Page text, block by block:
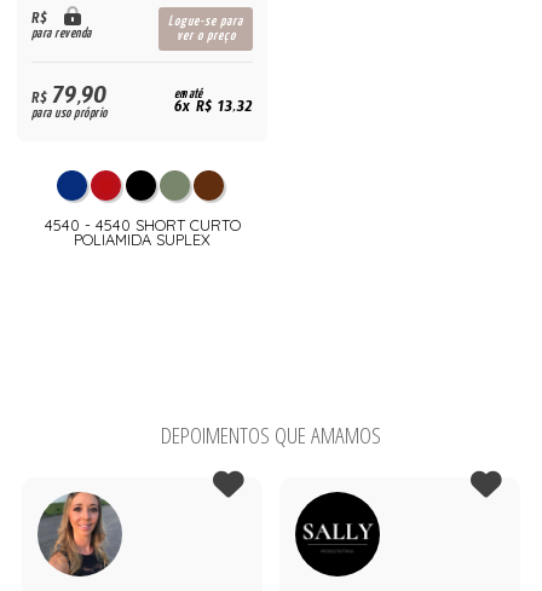
R$
para revenda
Logue-se para
ver o preço
R$79,90
para uso próprio
em até
6x R$ 13,32
4540 - 4540 SHORT CURTO
POLIAMIDA SUPLEX
DEPOIMENTOS QUE AMAMOS